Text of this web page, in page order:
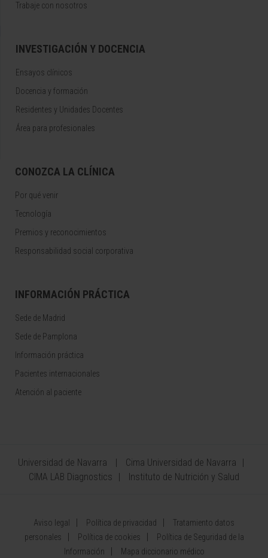
Trabaje con nosotros
INVESTIGACIÓN Y DOCENCIA
Ensayos clínicos
Docencia y formación
Residentes y Unidades Docentes
Área para profesionales
CONOZCA LA CLÍNICA
Por qué venir
Tecnología
Premios y reconocimientos
Responsabilidad social corporativa
INFORMACIÓN PRÁCTICA
Sede de Madrid
Sede de Pamplona
Información práctica
Pacientes internacionales
Atención al paciente
Universidad de Navarra
Cima Universidad de Navarra
CIMA LAB Diagnostics
Instituto de Nutrición y Salud
Aviso legal Política de privacidad
Tratamiento datos
personales
Política de cookies
Política de Seguridad de la
Información
Mapa diccionario médico